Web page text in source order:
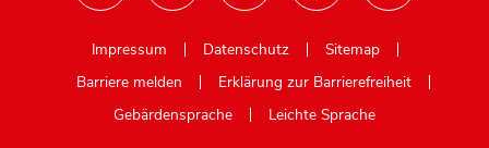
Impressum
Datenschutz
Sitemap
Barriere melden
Erklärung zur Barrierefreiheit
Gebärdensprache
Leichte Sprache